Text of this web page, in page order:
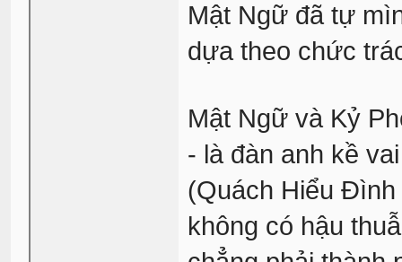
Mật Ngữ đã tự
dựa theo chức
Mật Ngữ và Kỷ
- là đàn anh kề
(Quách Hiểu
không có hậu